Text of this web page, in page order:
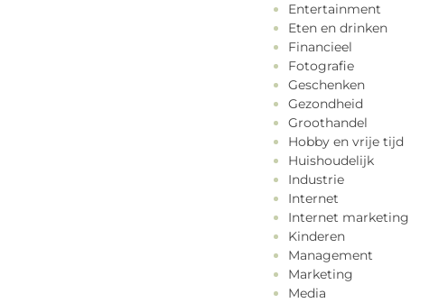
Entertainment
Eten en drinken
Financieel
Fotografie
Geschenken
Gezondheid
Groothandel
Hobby en vrije tijd
Huishoudelijk
Industrie
Internet
Internet marketing
Kinderen
Management
Marketing
Media